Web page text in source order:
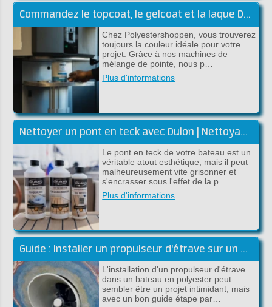
Commandez le topcoat, le gelcoat et la laque DD dans la couleur souhaitée
Chez Polyestershoppen, vous trouverez
toujours la couleur idéale pour votre
projet. Grâce à nos machines de
mélange de pointe, nous p…
Plus d'informations
Nettoyer un pont en teck avec Dulon | Nettoyage et rénovation
Le pont en teck de votre bateau est un
véritable atout esthétique, mais il peut
malheureusement vite grisonner et
s'encrasser sous l'effet de la p…
Plus d'informations
Guide : Installer un propulseur d'étrave sur un bateau en polyester
L'installation d'un propulseur d'étrave
dans un bateau en polyester peut
sembler être un projet intimidant, mais
avec un bon guide étape par…